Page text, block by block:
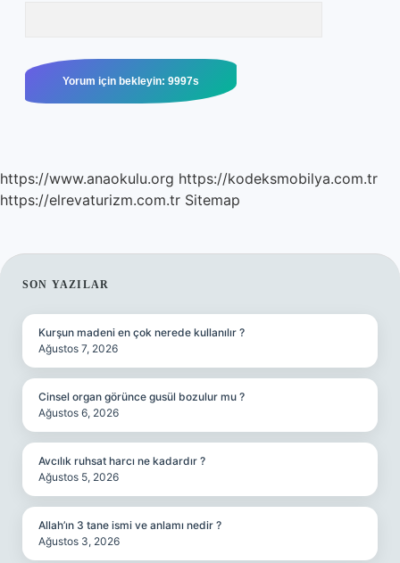
https://www.anaokulu.org https://kodeksmobilya.com.tr
https://elrevaturizm.com.tr Sitemap
SIDEBAR
SON YAZILAR
Kurşun madeni en çok nerede kullanılır ?
Ağustos 7, 2026
Cinsel organ görünce gusül bozulur mu ?
Ağustos 6, 2026
Avcılık ruhsat harcı ne kadardır ?
Ağustos 5, 2026
Allah’ın 3 tane ismi ve anlamı nedir ?
Ağustos 3, 2026